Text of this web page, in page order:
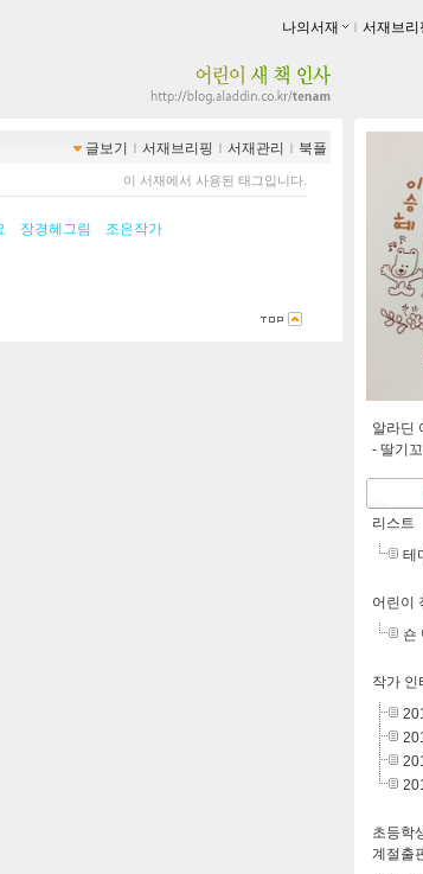
나의서재 ｌ 서재브리
글보기 ｌ 서재브리핑 ｌ 서재관리 ｌ 북플
이 서재에서 사용된 태그입니다.
장경혜그림 조은작가
알라딘
- 딸기
리스트
테
어린이
숀
작가 인
초등학
계절출